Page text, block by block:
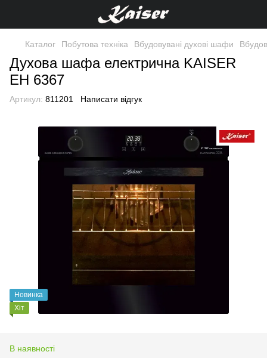
Каталог Побутова техніка Вбудовувані духові шафи
Духова шафа електрична KAISER
EH 6367
Артикул: 811201 Написати відгук
Новинка
Хіт
В наявності